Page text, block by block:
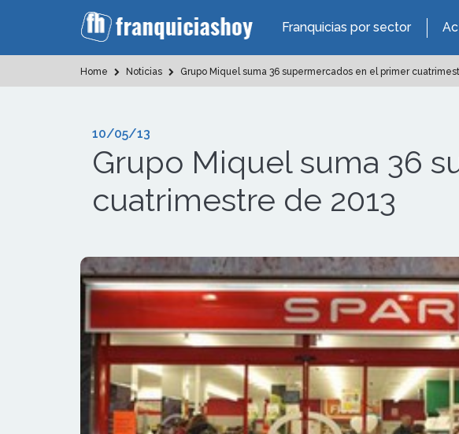
Franquicias por sector
Home Noticias Grupo Miquel suma 36 supermercados en el primer
10/05/13
Grupo Miquel suma 36
cuatrimestre de 2013